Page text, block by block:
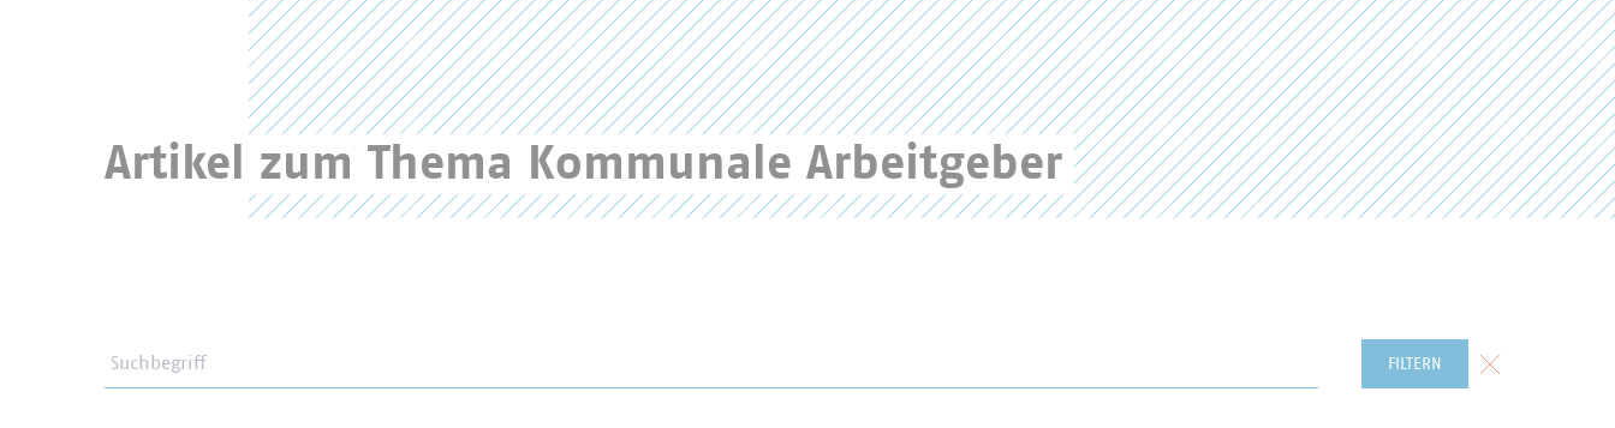
Artikel zum Thema Kommunale Arbeitgeber
FILTERN
Formular